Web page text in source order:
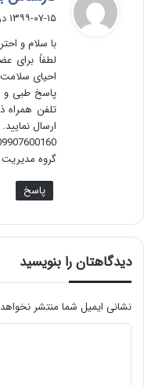
۱۳۹۹-۰۷-۱۵ در ۱۱:۳۰ ق.ظ
با سلام و
لطفاً برای
احیای
پاسخ طبی و
تلفن همراه
ارسال نمایید.
گروه
پاسخ
دیدگاهتان را بنویسید
نشانی ایمیل شما منتشر